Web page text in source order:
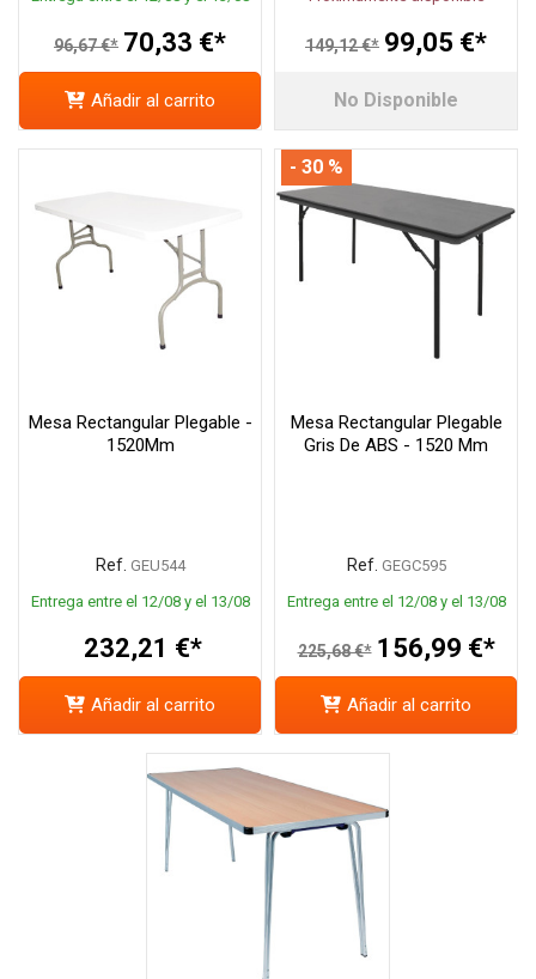
96,67 €* 70,33 €*
Añadir al carrito
149,12 €* 99,05 €*
No Disponible
Mesa Rectangular Plegable -
1520Mm
Ref. GEU544
Entrega entre el 12/08 y el 13/08
232,21 €*
Añadir al carrito
Mesa Rectangular Plegable
Gris De ABS - 1520 Mm
Ref. GEGC595
Entrega entre el 12/08 y el 13/08
225,68 €* 156,99 €*
- 30 %
Añadir al carrito